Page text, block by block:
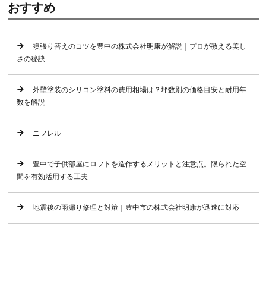
おすすめ
襖張り替えのコツを豊中の株式会社明康が解説｜プロが教える美し
さの秘訣
外壁塗装のシリコン塗料の費用相場は？坪数別の価格目安と耐用年
数を解説
ニフレル
豊中で子供部屋にロフトを造作するメリットと注意点。限られた空
間を有効活用する工夫
地震後の雨漏り修理と対策｜豊中市の株式会社明康が迅速に対応